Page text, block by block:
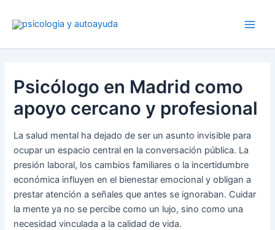
Psicólogo en Madrid como
apoyo cercano y profesional
La salud mental ha dejado de ser un asunto invisible para
ocupar un espacio central en la conversación pública. La
presión laboral, los cambios familiares o la incertidumbre
económica influyen en el bienestar emocional y obligan a
prestar atención a señales que antes se ignoraban. Cuidar
la mente ya no se percibe como un lujo, sino como una
necesidad vinculada a la calidad de vida.